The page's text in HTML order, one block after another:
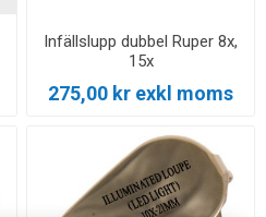
Infällslupp dubbel Ruper 8x,
15x
275,00 kr exkl moms